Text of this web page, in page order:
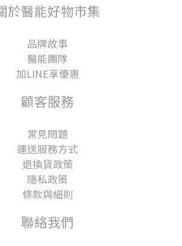
於醫能好物市集
品牌故事
醫能團隊
加LINE享優惠
顧客服務
常見問題
運送服務方式
退換貨政策
隱私政策
條款與細則
聯絡我們